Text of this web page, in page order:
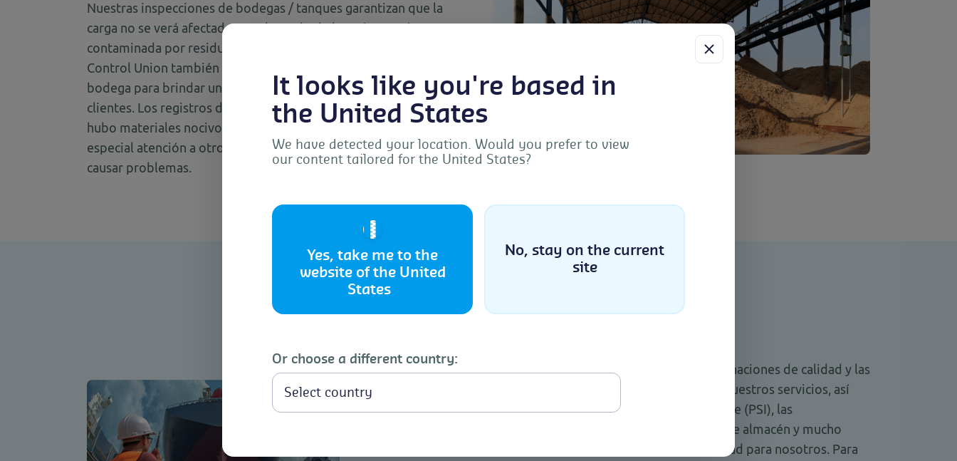
device information. Consenting to these technologies will allow us to process data such
as browsing behavior or unique IDs on this site. Not consenting or withdrawing
consent, may adversely affect certain features and functions.
Privacy Statement
It looks like you're based in
the United States
We have detected your location. Would you prefer to view
our content tailored for the United States?
🇺🇸
Yes, take me to the
website of the United
States
No, stay on the current
site
Or choose a different country:
Nuestras inspecciones de bodegas / tanques garantizan que la
carga no se verá afectada por el estado de los mismos ni
contaminada por residuos ya presentes en las bodegas / tanques.
Control Union también completa las inspecciones de las tapas de
bodega para brindar un nivel adicional de tranquilidad a nuestros
clientes. Los registros del barco se chequean, para verificar si
hubo materiales nocivos entre las cargas anteriores y prestamos
especial atención a otros productos transportados que pueden
causar problemas.
Inspecciones
Las inspecciones de cantidad, las determinaciones de calidad y las
verificaciones también forman parte de nuestros servicios, así
como las inspecciones previas al embarque (PSI), las
supervisiones de carga, las inspecciones de almacén y mucho
más. La garantía de calidad es una prioridad para nosotros. Para